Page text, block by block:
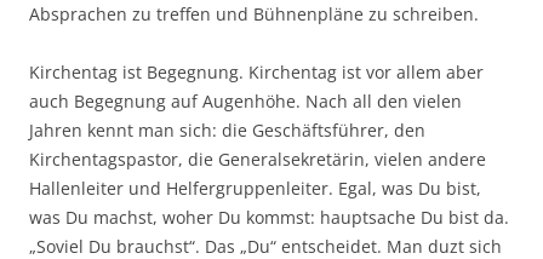
Absprachen zu treffen und Bühnenpläne zu schreiben.
Kirchentag ist Begegnung. Kirchentag ist vor allem aber
auch Begegnung auf Augenhöhe. Nach all den vielen
Jahren kennt man sich: die Geschäftsführer, den
Kirchentagspastor, die Generalsekretärin, vielen andere
Hallenleiter und Helfergruppenleiter. Egal, was Du bist,
was Du machst, woher Du kommst: hauptsache Du bist da.
„Soviel Du brauchst“. Das „Du“ entscheidet. Man duzt sich